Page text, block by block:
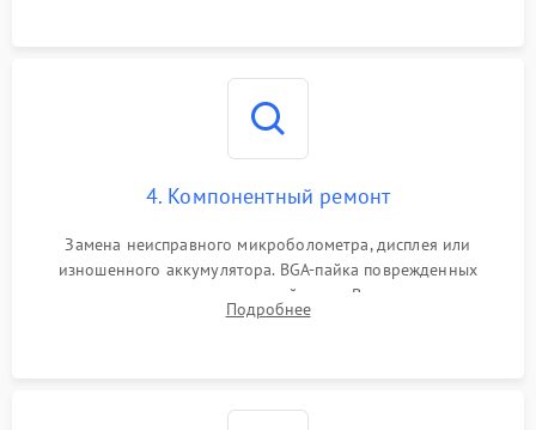
4. Компонентный ремонт
Замена неисправного микроболометра, дисплея или
изношенного аккумулятора. BGA-пайка поврежденных
контроллеров на материнской плате. Восстановление
разъемов и кнопок, замена поврежденных элементов
Подробнее